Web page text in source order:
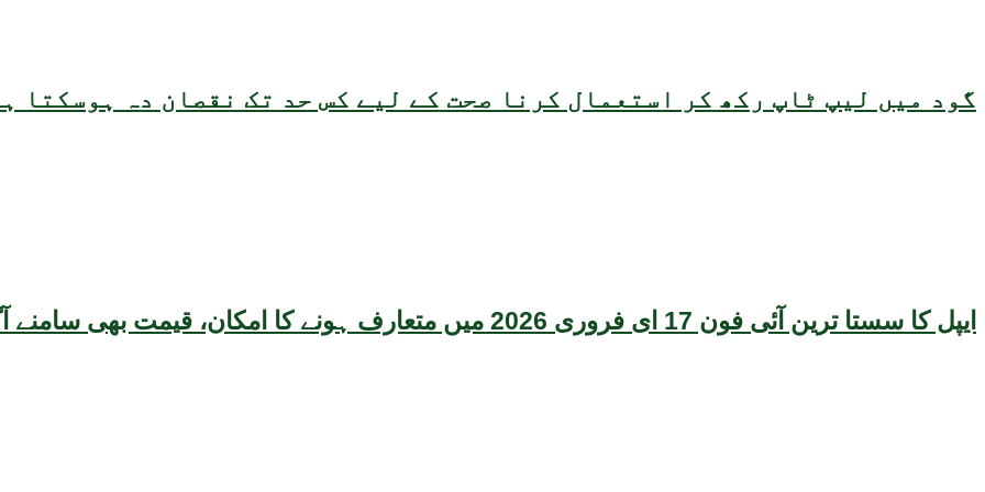
گود میں لیپ ٹاپ رکھ کر استعمال کرنا صحت کے لیے کس حد تک نقصان دہ ہوسکتا
ایپل کا سستا ترین آئی فون 17 ای فروری 2026 میں متعارف ہونے کا امکان، قیمت بھی سامنے آگئی